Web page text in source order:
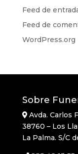
Feed de
Feed de
WordPress.org
Sobre
Avda. Carlos
38760 – Los
La Palma. S/C